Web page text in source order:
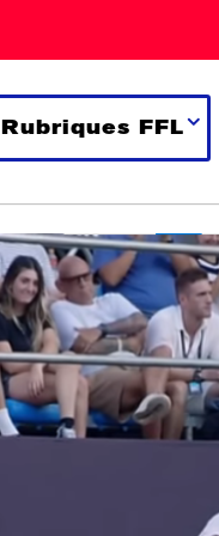
Rubriques FFL